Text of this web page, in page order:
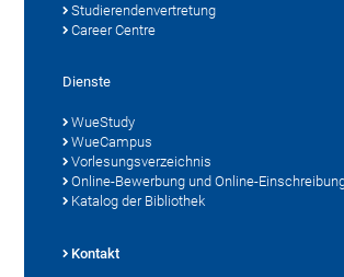
Studierendenvertretung
Career Centre
Dienste
WueStudy
WueCampus
Vorlesungsverzeichnis
Online-Bewerbung und Online-
Katalog der Bibliothek
Kontakt